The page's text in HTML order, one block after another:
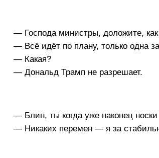
— Господа министры, доложите,
— Всё идёт по плану, только одна
— Какая?
— Дональд Трамп не разрешает.
— Блин, ты когда уже наконец
— Никаких перемен — я за